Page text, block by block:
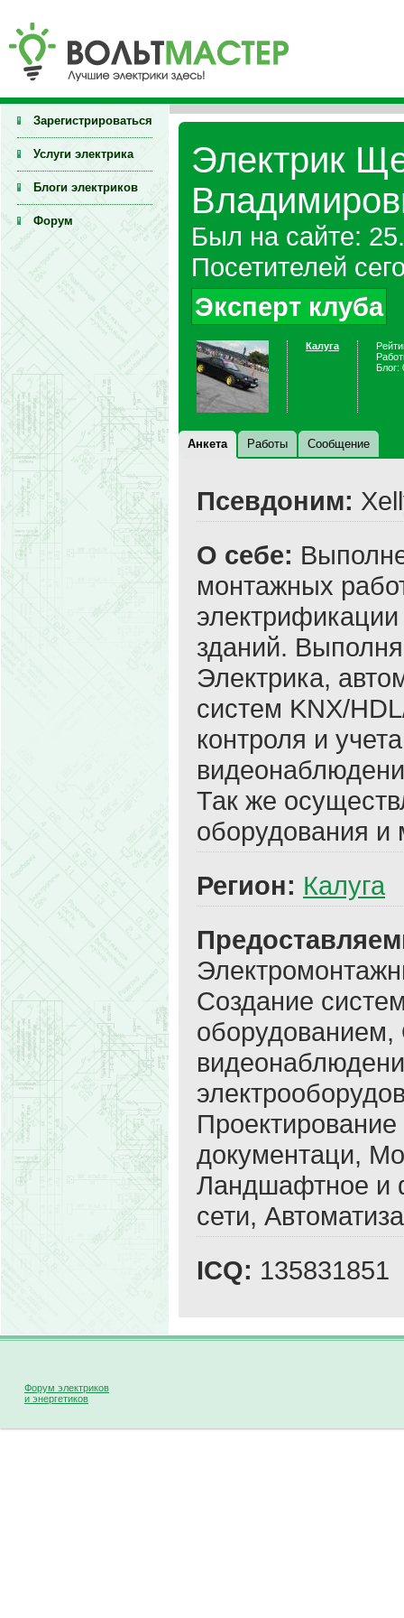
Зарегистрироваться
Услуги электрика
Блоги электриков
Форум
Электрик
Был на сайте:
Посетителей
Эксперт клуба
Калуга
Блог:
Анкета Работы Сообщение
Псевдоним:
О себе:
монтажных
электрификации
зданий.
Электрика,
систем KNX/
контроля и
Так же
оборудования и
Регион: Калуга
Создание
документаци,
Ландшафтное и
сети,
ICQ: 135831851
Форум электриков
и энергетиков